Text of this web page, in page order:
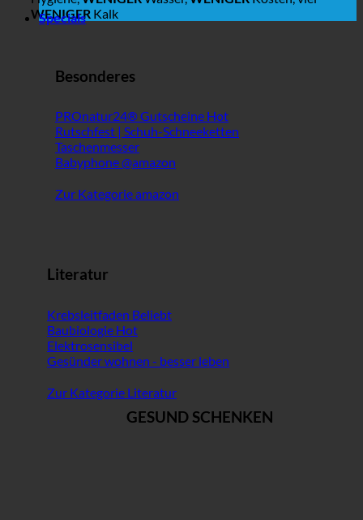
WENIGER Kalk
Specials
Besonderes
PROnatur24® Gutscheine
Rutschfest | Schuh-Schneeketten
Taschenmesser
Babyphone @amazon
Zur Kategorie amazon
Literatur
Krebsleitfaden
Baubiologie
Elektrosensibel
Gesünder wohnen - besser leben
Zur Kategorie Literatur
GESUND SCHENKEN